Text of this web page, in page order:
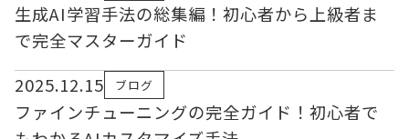
生成AI学習手法の総集編！初心者から上級者ま
で完全マスターガイド
2025.12.15
ブログ
ファインチューニングの完全ガイド！初心者で